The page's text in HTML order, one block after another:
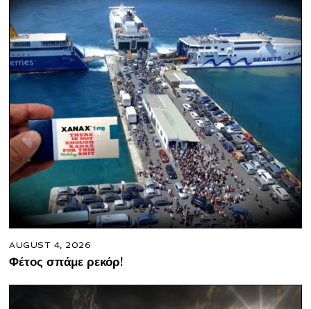
AUGUST 4, 2026
Φέτος σπάμε ρεκόρ!